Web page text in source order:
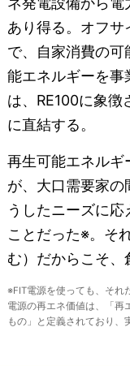
あり得る。オフサ
で、自家消費の
能エネルギーを事
は、RE100に象徴
に直結する。
再生可能エネルギ
が、大口需要家の
うしたニーズに
ことだった※。そ
む）だからこそ、
※FIT電源を使っても、それ
電源の再エネ価値は、「再
もの」と定義されており、